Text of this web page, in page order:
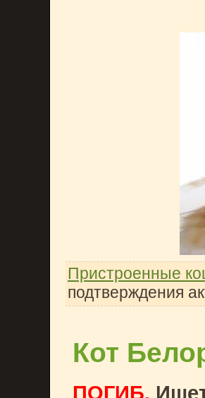
Пристроенные
подтверждения
Кот
ПОГИБ.